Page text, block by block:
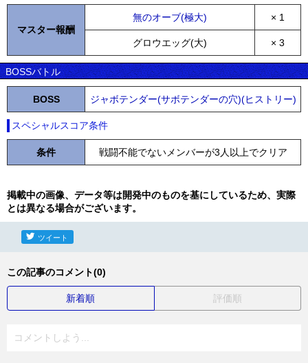
マスター報酬
無のオーブ(極大) × 1
グロウエッグ(大) × 3
BOSSバトル
BOSS ジャボテンダー(サボテンダーの穴)(ヒストリー)
スペシャルスコア条件
条件 戦闘不能でないメンバーが3人以上でクリア
掲載中の画像、データ等は開発中のものを基にしているため、実際
とは異なる場合がございます。
ツイート
この記事のコメント(0)
新着順 評価順
コメントしよう...